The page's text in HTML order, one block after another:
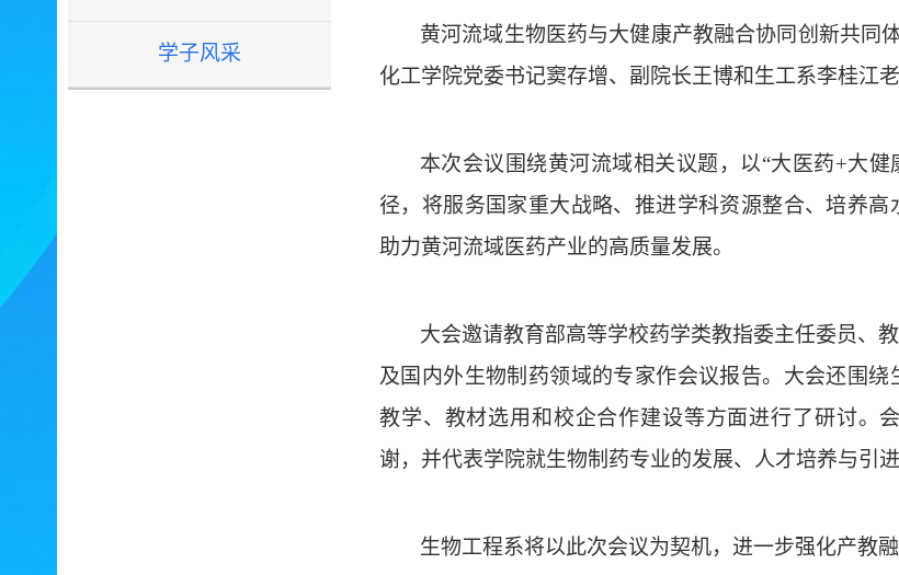
学子风采
黄河流域生物医药与大健康产教融合协同创新共同
化工学院党委书记窦存增、 副院长王博和生工系李桂江
本次会议围绕黄河流域相关议题，以“大医药+大健
径，将服务国家重大战略、推进学科资源整合、培养高
助力黄河流域医药产业的高质量发展。
大会邀请教育部高等学校药学类教指委主任委员、
及国内外生物制药领域的专家作会议报告。大会还围
教学、教材选用和校企合作建设等方面进行了研讨。
谢，并代表学院就生物制药专业的发展、人才培养与引
生物工程系将以此次会议为契机，进一步强化产教